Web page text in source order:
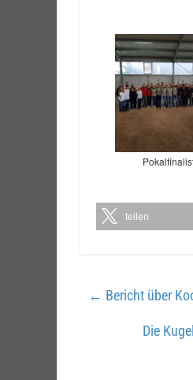
teilen
← Bericht über
Die